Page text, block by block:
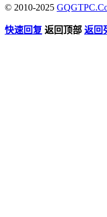
© 2010-2025
快速回复 返回顶部 返回